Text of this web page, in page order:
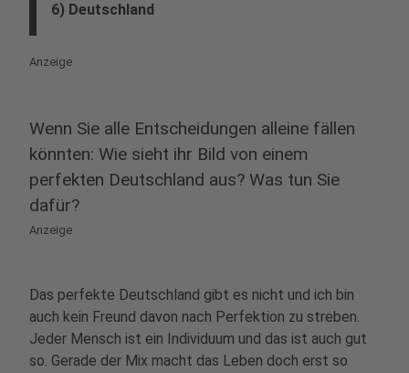
6) Deutschland
Anzeige
Wenn Sie alle Entscheidungen alleine fällen
könnten: Wie sieht ihr Bild von einem
perfekten Deutschland aus? Was tun Sie
dafür?
Anzeige
Das perfekte Deutschland gibt es nicht und ich bin
auch kein Freund davon nach Perfektion zu streben.
Jeder Mensch ist ein Individuum und das ist auch gut
so. Gerade der Mix macht das Leben doch erst so